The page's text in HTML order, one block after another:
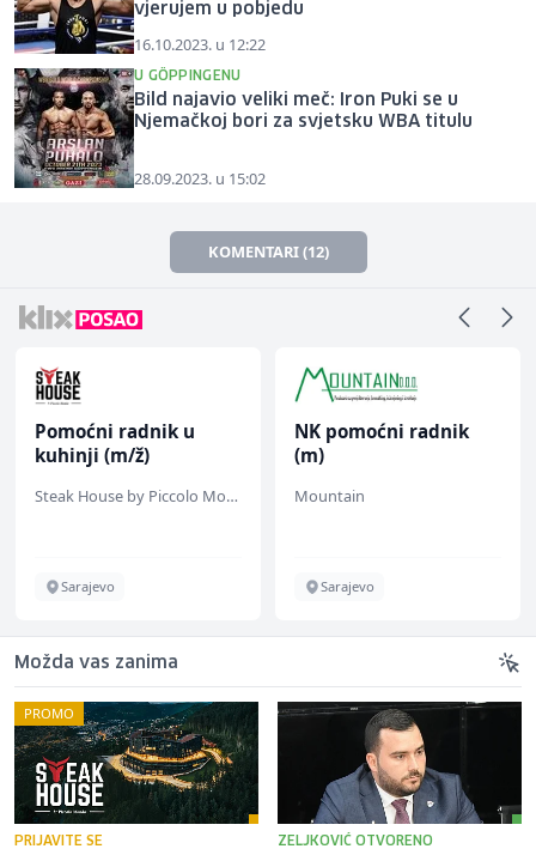
vjerujem u pobjedu
16.10.2023. u 12:22
U GÖPPINGENU
Bild najavio veliki meč: Iron Puki se u
Njemačkoj bori za svjetsku WBA titulu
28.09.2023. u 15:02
KOMENTARI (12)
Pomoćni radnik u
kuhinji (m/ž)
Steak House by Piccolo Mondo
Sarajevo
NK pomoćni radnik
(m)
Mountain
Sarajevo
Možda vas zanima
PROMO
PRIJAVITE SE ZELJKOVIĆ OTVORENO